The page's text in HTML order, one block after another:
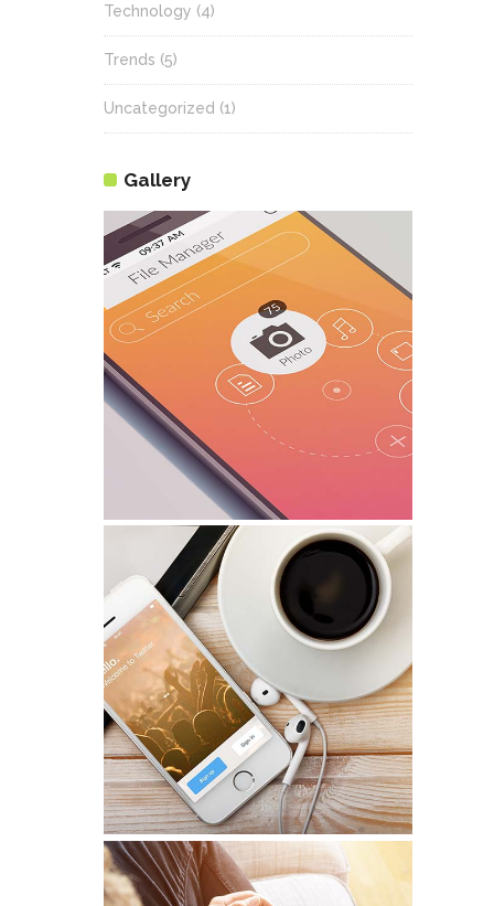
Technology (4)
Trends (5)
Uncategorized (1)
Gallery